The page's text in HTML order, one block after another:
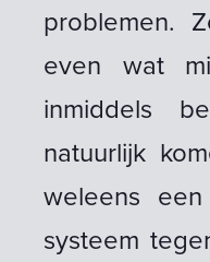
problemen.
even wat
inmiddels
natuurlijk
weleens
systeem